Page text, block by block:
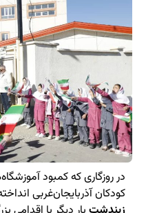
در روزگاری که کمبود
کودکان آذربایجان‌غربی